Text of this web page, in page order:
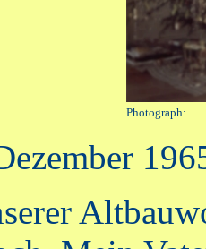
Photograph: